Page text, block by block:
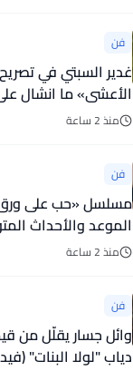
فن
غدير السبتي في
الأعشى» ما انشال
وحدها
منذ 2 ساعة
فن
الموعد والأحداث
منذ 2 ساعة
فن
وائل جسار يقلّل من
دياب "لولا البنات"